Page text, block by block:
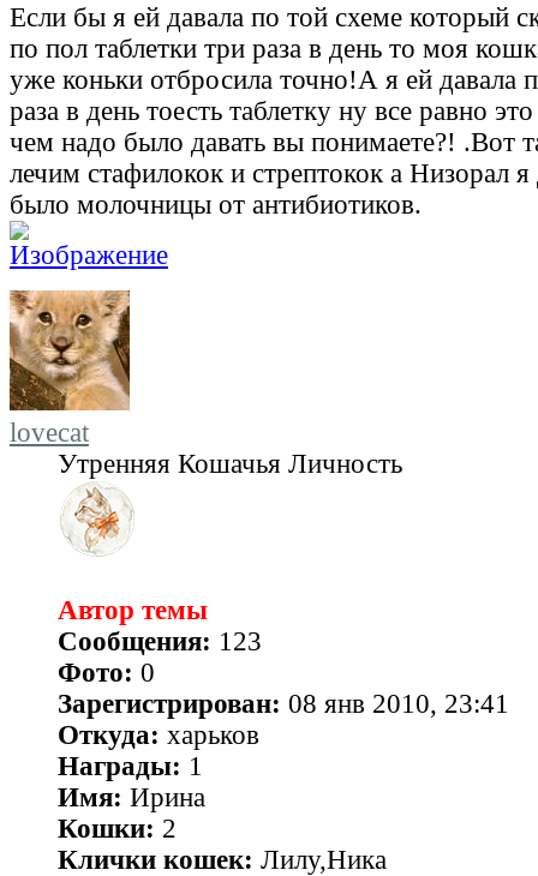
Если бы я ей давала по той схеме который
по пол таблетки три раза в день то моя
уже коньки отбросила точно!А я ей давала
раза в день тоесть таблетку ну все равно
чем надо было давать вы понимаете?! .Вот
лечим стафилокок и стрептокок а Низорал я
было молочницы от антибиотиков.
lovecat
Утренняя Кошачья Личность
Автор темы
Сообщения: 123
Фото: 0
Зарегистрирован: 08 янв 2010, 23:41
Откуда: харьков
Награды: 1
Имя: Ирина
Кошки: 2
Клички кошек: Лилу,Ника